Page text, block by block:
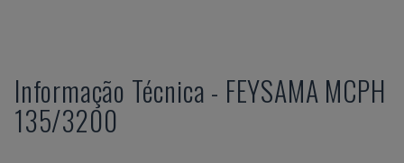
Informação Técnica - FEYSAMA MCPH
135/3200